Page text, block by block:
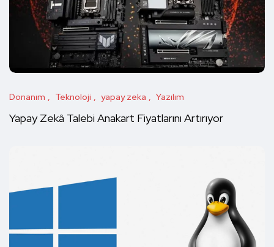
Donanım Teknoloji yapay zeka Yazılım
Yapay Zekâ Talebi Anakart Fiyatlarını Artırıyor